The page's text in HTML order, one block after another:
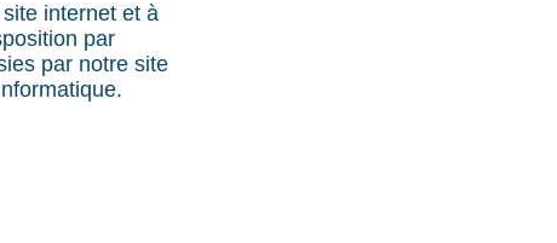
internet et à
par
par notre site